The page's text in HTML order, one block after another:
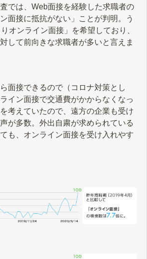
では、Web面接を経験した求職者の
面接に抵抗がない」ことが判明。う
オンライン面接」を希望しており、
して前向きな求職者が多いと言えま
面接できるので（コロナ対策とし
イン面接で交通費がかからなくなっ
考えていたので、遠方の企業も受け
が多数。外出自粛が求められている
も、オンライン面接を受け入れやす